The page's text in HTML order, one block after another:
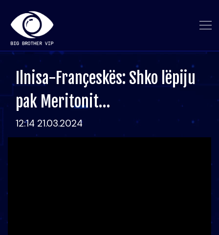
Ilnisa-Françeskës: Shko lëpiju
pak Meritonit…
12:14 21.03.2024